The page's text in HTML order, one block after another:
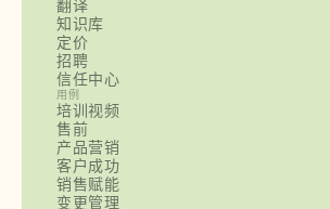
翻译
知识库
定价
招聘
信任中心
用例
培训视频
售前
产品营销
客户成功
销售赋能
变更管理